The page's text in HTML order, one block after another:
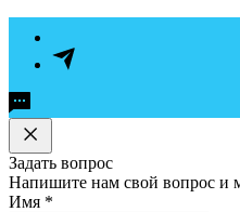
Задать вопрос
Напишите нам свой вопрос и
Имя *